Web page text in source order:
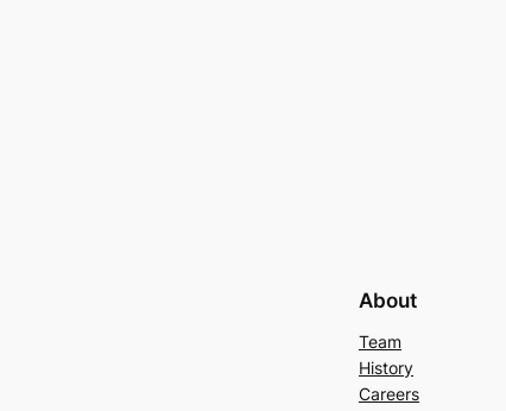
About
Team
History
Careers